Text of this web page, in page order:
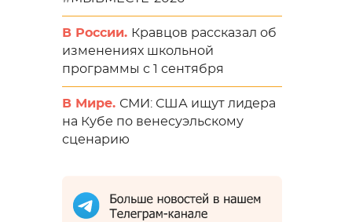
В России. Кравцов рассказал об
изменениях школьной
программы с 1 сентября
В Мире. СМИ: США ищут лидера
на Кубе по венесуэльскому
сценарию